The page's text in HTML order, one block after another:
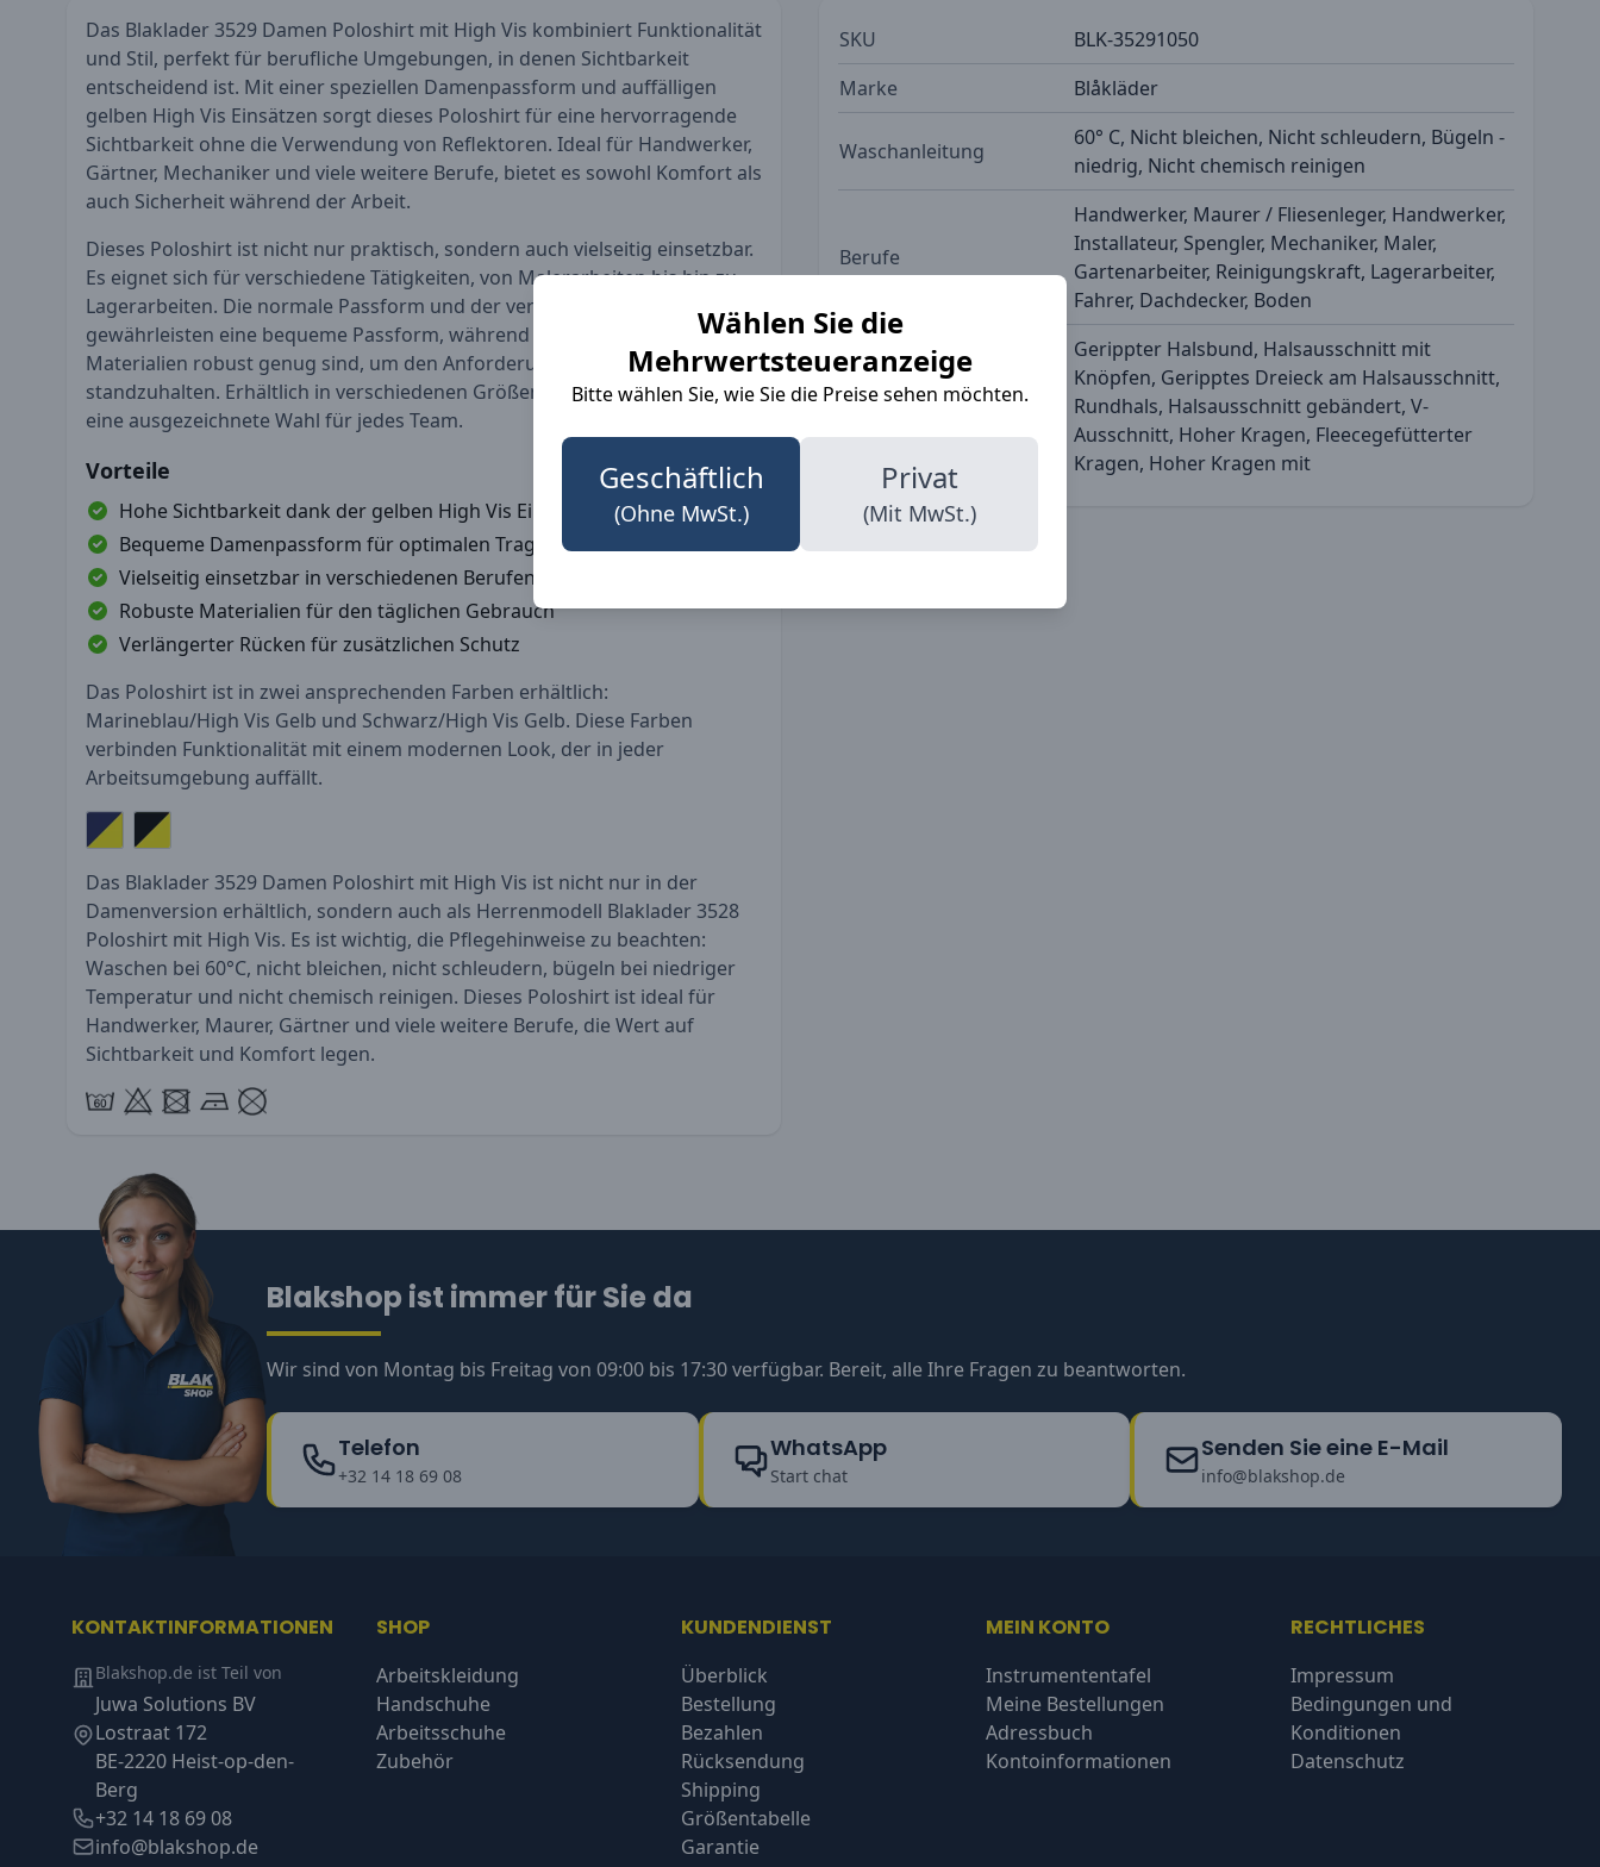
Wählen Sie die
Mehrwertsteueranzeige
Bitte wählen Sie, wie Sie die Preise sehen möchten.
Geschäftlich
(Ohne MwSt.)
Privat
(Mit MwSt.)
Das Blaklader 3529 Damen Poloshirt mit High Vis kombiniert Funktionalität
und Stil, perfekt für berufliche Umgebungen, in denen Sichtbarkeit
entscheidend ist. Mit einer speziellen Damenpassform und auffälligen
gelben High Vis Einsätzen sorgt dieses Poloshirt für eine hervorragende
Sichtbarkeit ohne die Verwendung von Reflektoren. Ideal für Handwerker,
Gärtner, Mechaniker und viele weitere Berufe, bietet es sowohl Komfort als
auch Sicherheit während der Arbeit.
Dieses Poloshirt ist nicht nur praktisch, sondern auch vielseitig einsetzbar.
Es eignet sich für verschiedene Tätigkeiten, von Malerarbeiten bis hin zu
Lagerarbeiten. Die normale Passform und der verlängerte Rücken
gewährleisten eine bequeme Passform, während die hochwertigen
Materialien robust genug sind, um den Anforderungen des Arbeitsalltags
standzuhalten. Erhältlich in verschiedenen Größen von XS bis XXXL, ist es
eine ausgezeichnete Wahl für jedes Team.
Vorteile
Hohe Sichtbarkeit dank der gelben High Vis Einsätze
Bequeme Damenpassform für optimalen Tragekomfort
Vielseitig einsetzbar in verschiedenen Berufen
Robuste Materialien für den täglichen Gebrauch
Verlängerter Rücken für zusätzlichen Schutz
Das Poloshirt ist in zwei ansprechenden Farben erhältlich:
Marineblau/High Vis Gelb und Schwarz/High Vis Gelb. Diese Farben
verbinden Funktionalität mit einem modernen Look, der in jeder
Arbeitsumgebung auffällt.
Das Blaklader 3529 Damen Poloshirt mit High Vis ist nicht nur in der
Damenversion erhältlich, sondern auch als Herrenmodell Blaklader 3528
Poloshirt mit High Vis. Es ist wichtig, die Pflegehinweise zu beachten:
Waschen bei 60°C, nicht bleichen, nicht schleudern, bügeln bei niedriger
Temperatur und nicht chemisch reinigen. Dieses Poloshirt ist ideal für
Handwerker, Maurer, Gärtner und viele weitere Berufe, die Wert auf
Sichtbarkeit und Komfort legen.
SKU
BLK-35291050
Marke
Blåkläder
Waschanleitung
60° C, Nicht bleichen, Nicht schleudern, Bügeln -
niedrig, Nicht chemisch reinigen
Berufe
Handwerker, Maurer / Fliesenleger, Handwerker,
Installateur, Spengler, Mechaniker, Maler,
Gartenarbeiter, Reinigungskraft, Lagerarbeiter,
Fahrer, Dachdecker, Boden
Details
Gerippter Halsbund, Halsausschnitt mit
Knöpfen, Geripptes Dreieck am Halsausschnitt,
Rundhals, Halsausschnitt gebändert, V-
Ausschnitt, Hoher Kragen, Fleecegefütterter
Kragen, Hoher Kragen mit
Blakshop ist immer für Sie da
Wir sind von Montag bis Freitag von 09:00 bis 17:30 verfügbar. Bereit, alle Ihre Fragen zu beantworten.
Telefon
+32 14 18 69 08
WhatsApp
Start chat
Senden Sie eine E-Mail
info@blakshop.de
KONTAKTINFORMATIONEN
Blakshop.de ist Teil von
Juwa Solutions BV
Lostraat 172
BE-2220 Heist-op-den-
Berg
+32 14 18 69 08
info@blakshop.de
SHOP
Arbeitskleidung
Handschuhe
Arbeitsschuhe
Zubehör
KUNDENDIENST
Überblick
Bestellung
Bezahlen
Rücksendung
Shipping
Größentabelle
Garantie
MEIN KONTO
Instrumententafel
Meine Bestellungen
Adressbuch
Kontoinformationen
RECHTLICHES
Impressum
Bedingungen und
Konditionen
Datenschutz